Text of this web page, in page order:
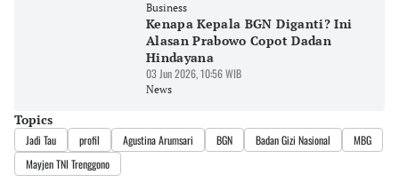
Business
Kenapa Kepala BGN Diganti? Ini
Alasan Prabowo Copot Dadan
Hindayana
03 Jun 2026, 10:56 WIB
News
Topics
Jadi Tau profil Agustina Arumsari BGN Badan Gizi Nasional
MBG
Mayjen TNI Trenggono